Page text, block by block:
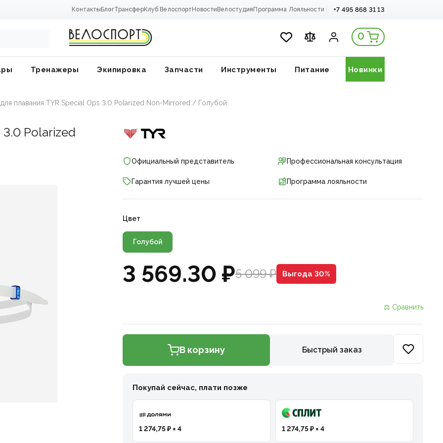
Контакты БлогТрансферКлуб Велоспорт Новости Велостудия Программа Лояльности +7 495 868 31 13
0
Тренажеры Экипировка Запчасти Инструменты Питание Новинки
плавания TYR Special Ops 3.0 Polarized Non-Mirrored / Голубой
3.0 Polarized
Официальный представитель Профессиональная консультация
Гарантия лучшей цены Программа лояльности
Цвет
Голубой
3 569.30 ₽5 099 ₽ Выгода 30%
⚖ Сравнить
В корзину Быстрый заказ
Покупай сейчас, плати позже
1 274,75 ₽ × 4 1 274,75 ₽ × 4